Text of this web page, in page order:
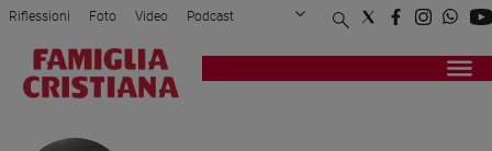
Attualità
Cronaca
Riflessioni Foto Video Podcast
Privacy Policy Chi siamo
Registrati Redazione